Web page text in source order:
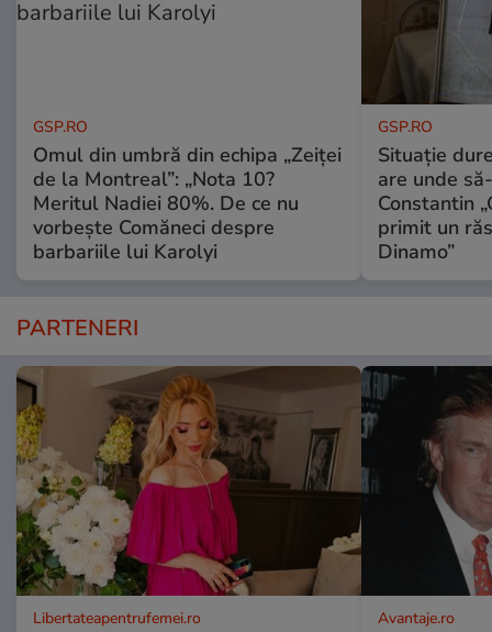
GSP.RO
Omul din umbră din echipa „Zeiței
de la Montreal”: „Nota 10?
Meritul Nadiei 80%. De ce nu
vorbește Comăneci despre
barbariile lui Karolyi
GSP.RO
Situație
are unde
Constantin
primit un
Dinamo”
PARTENERI
Libertateapentrufemei.ro Avantaje.ro